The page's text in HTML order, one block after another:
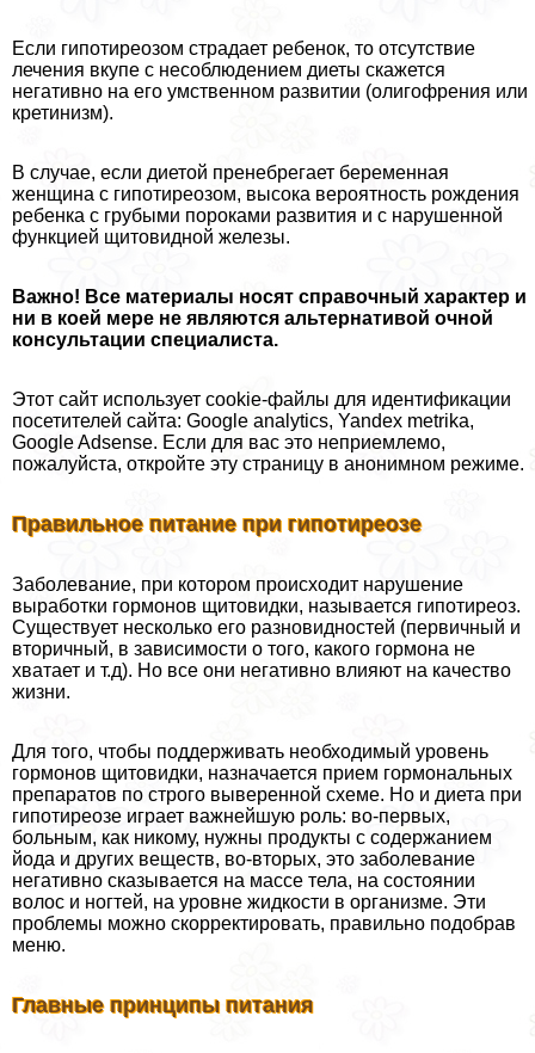
Если гипотиреозом страдает ребенок, то отсутствие
лечения вкупе с несоблюдением диеты скажется
негативно на его умственном развитии (олигофрения или
кретинизм).
В случае, если диетой пренебрегает беременная
женщина с гипотиреозом, высока вероятность рождения
ребенка с грубыми пороками развития и с нарушенной
функцией щитовидной железы.
Важно! Все материалы носят справочный хаpaктер и
ни в коей мере не являются альтернативой очной
консультации специалиста.
Этот сайт использует cookie-файлы для идентификации
посетителей сайта: Google аnаlytics, Yandex metrika,
Google Adsense. Если для вас это неприемлемо,
пожалуйста, откройте эту страницу в анонимном режиме.
Правильное питание при гипотиреозе
Заболевание, при котором происходит нарушение
выработки гормонов щитовидки, называется гипотиреоз.
Существует несколько его разновидностей (первичный и
вторичный, в зависимости о того, какого гормона не
хватает и т.д). Но все они негативно влияют на качество
жизни.
Для того, чтобы поддерживать необходимый уровень
гормонов щитовидки, назначается прием гормональных
препаратов по строго выверенной схеме. Но и диета при
гипотиреозе играет важнейшую роль: во-первых,
больным, как никому, нужны продукты с содержанием
йода и других веществ, во-вторых, это заболевание
негативно сказывается на массе тела, на состоянии
волос и ногтей, на уровне жидкости в организме. Эти
проблемы можно скорректировать, правильно подобрав
меню.
Главные принципы питания